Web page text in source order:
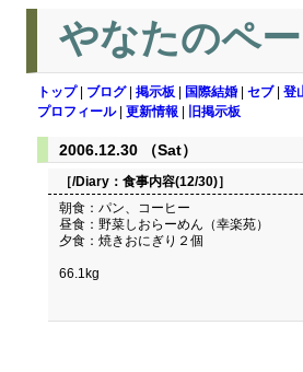
やなたのペ
トップ| ブログ| 掲示板 国際結婚 セブ| 登
プロフィール| 更新情報 旧掲示板
2006.12.30 （Sat）
［/Diary： 食事内容(12/30)］
朝食：パン、コーヒー
昼食：野菜しおらーめん（幸楽苑）
夕食：焼きおにぎり２個
66.1kg